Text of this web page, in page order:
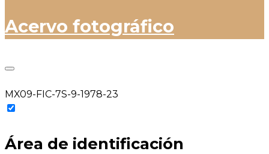
Acervo fotográfico
MX09-FIC-7S-9-1978-23
Área de identificación